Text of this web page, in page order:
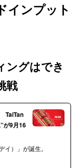
インプット
ングはでき
戦
TaiTan
が9月16
）」が誕生。